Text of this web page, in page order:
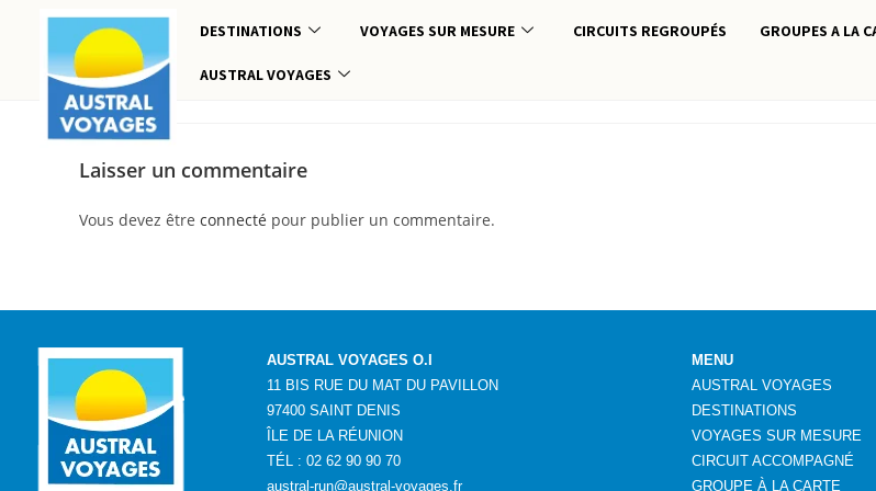
DESTINATIONS VOYAGES SUR MESURE CIRCUITS REGROUPÉS GROUPES A LA
AUSTRAL VOYAGES
Laisser un commentaire
Vous devez être connecté pour publier un commentaire.
AUSTRAL VOYAGES O.I
11 BIS RUE DU MAT DU PAVILLON
97400 SAINT DENIS
ÎLE DE LA RÉUNION
TÉL : 02 62 90 90 70
austral-run@austral-voyages.fr
MENU
AUSTRAL VOYAGES
DESTINATIONS
VOYAGES SUR MESURE
CIRCUIT ACCOMPAGNÉ
GROUPE ÀLA CARTE